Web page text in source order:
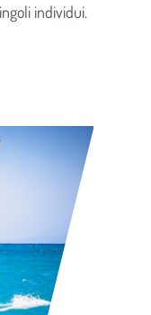
individui.